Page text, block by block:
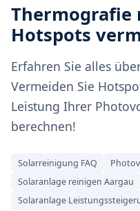
Thermografie
Hotspots
Erfahren Sie alles
Vermeiden Sie
Leistung Ihrer
berechnen!
Solarreinigung FAQ
Solaranlage reinigen Aargau
Solaranlage